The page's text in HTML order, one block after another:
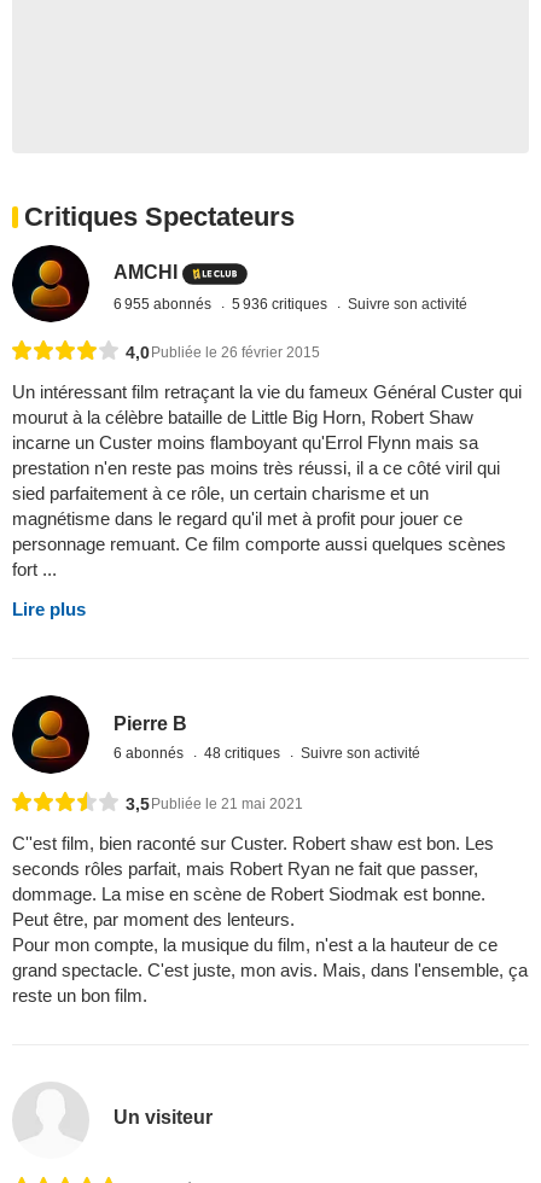
Critiques Spectateurs
AMCHI
6 955 abonnés 5 936 critiques Suivre son activité
4,0 Publiée le 26 février 2015
Un intéressant film retraçant la vie du fameux Général Custer qui
mourut à la célèbre bataille de Little Big Horn, Robert Shaw
incarne un Custer moins flamboyant qu'Errol Flynn mais sa
prestation n'en reste pas moins très réussi, il a ce côté viril qui
sied parfaitement à ce rôle, un certain charisme et un
magnétisme dans le regard qu'il met à profit pour jouer ce
personnage remuant. Ce film comporte aussi quelques scènes
fort ...
Lire plus
Pierre B
6 abonnés 48 critiques Suivre son activité
3,5Publiée le 21 mai 2021
C''est film, bien raconté sur Custer. Robert shaw est bon. Les
seconds rôles parfait, mais Robert Ryan ne fait que passer,
dommage. La mise en scène de Robert Siodmak est bonne.
Peut être, par moment des lenteurs.
Pour mon compte, la musique du film, n'est a la hauteur de ce
grand spectacle. C'est juste, mon avis. Mais, dans l'ensemble, ça
reste un bon film.
Un visiteur